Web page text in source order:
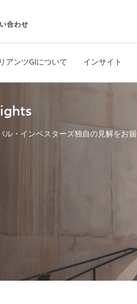
合わせ
アンツGIについて インサイト
ル・インベスターズ独自の見解をお届